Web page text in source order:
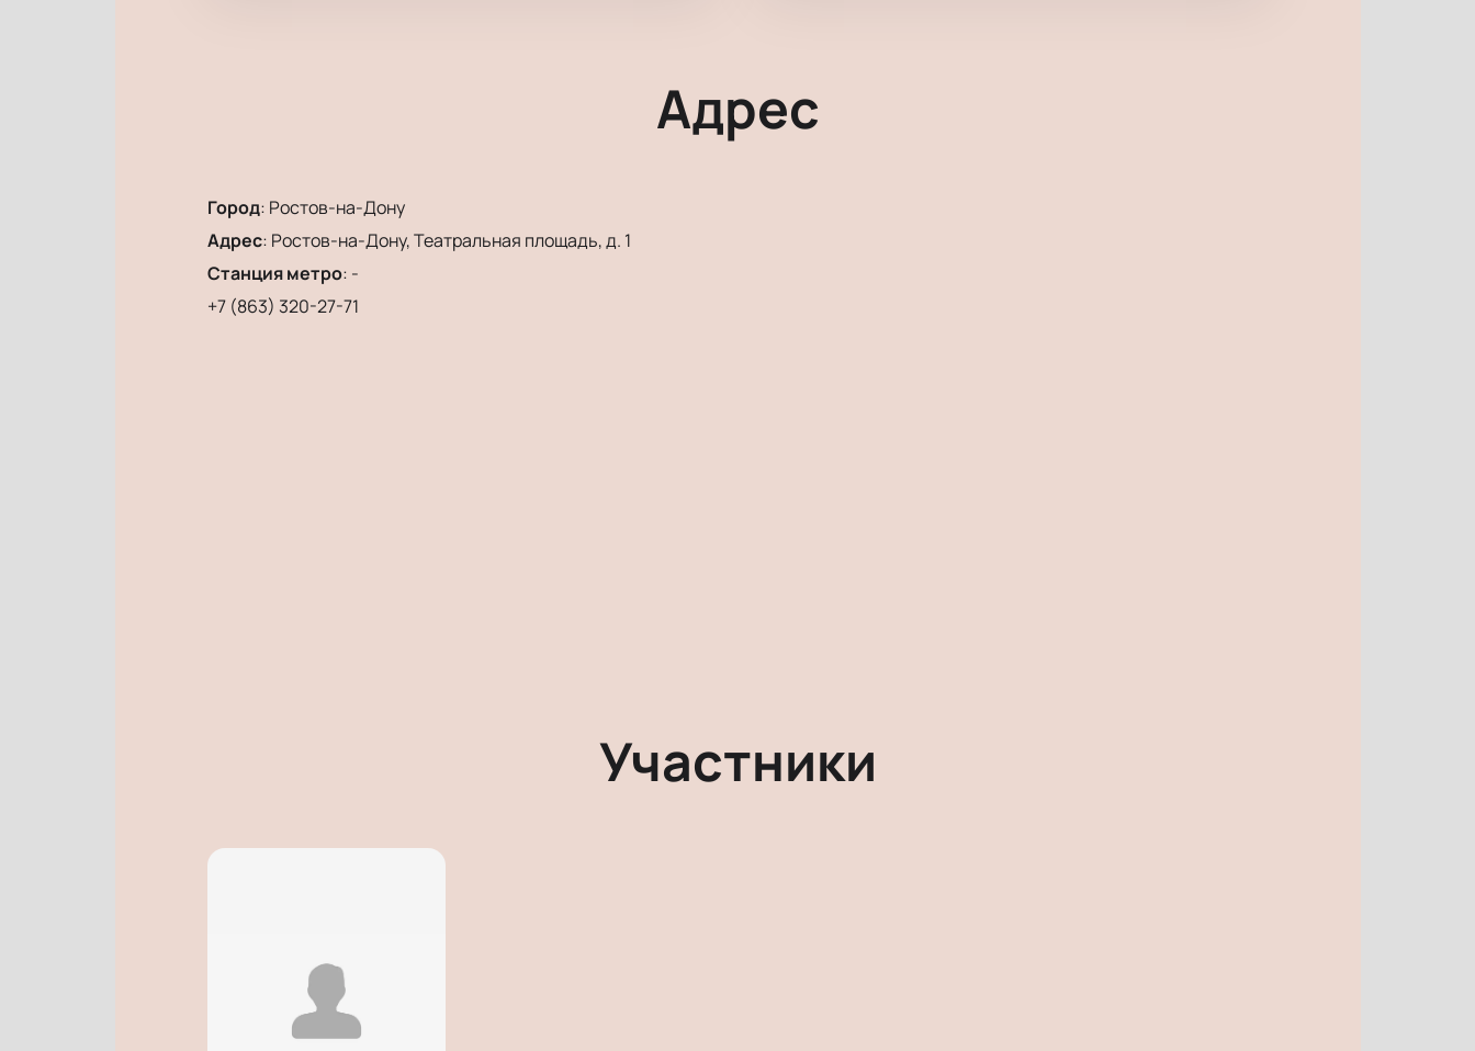
Адрес
Город: Ростов-на-Дону
Адрес: Ростов-на-Дону, Театральная площадь, д. 1
Станция метро: -
+7 (863) 320-27-71
Участники